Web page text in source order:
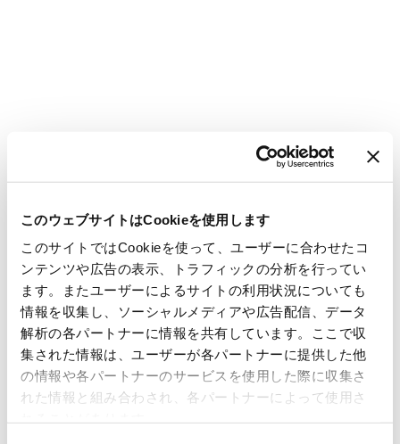
このウェブサイトはCookieを使用します
このサイトではCookieを使って、ユーザーに合わせたコ
ンテンツや広告の表示、トラフィックの分析を行ってい
ます。またユーザーによるサイトの利用状況についても
情報を収集し、ソーシャルメディアや広告配信、データ
解析の各パートナーに情報を共有しています。ここで収
集された情報は、ユーザーが各パートナーに提供した他
の情報や各パートナーのサービスを使用した際に収集さ
れた情報と組み合わされ、各パートナーによって使用さ